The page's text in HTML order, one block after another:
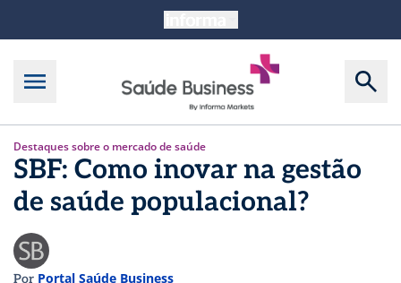
Destaques sobre o mercado de saúde
SBF: Como inovar na gestão
de saúde populacional?
Por Portal Saúde Business